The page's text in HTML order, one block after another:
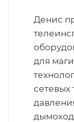
Денис
для
сетевых